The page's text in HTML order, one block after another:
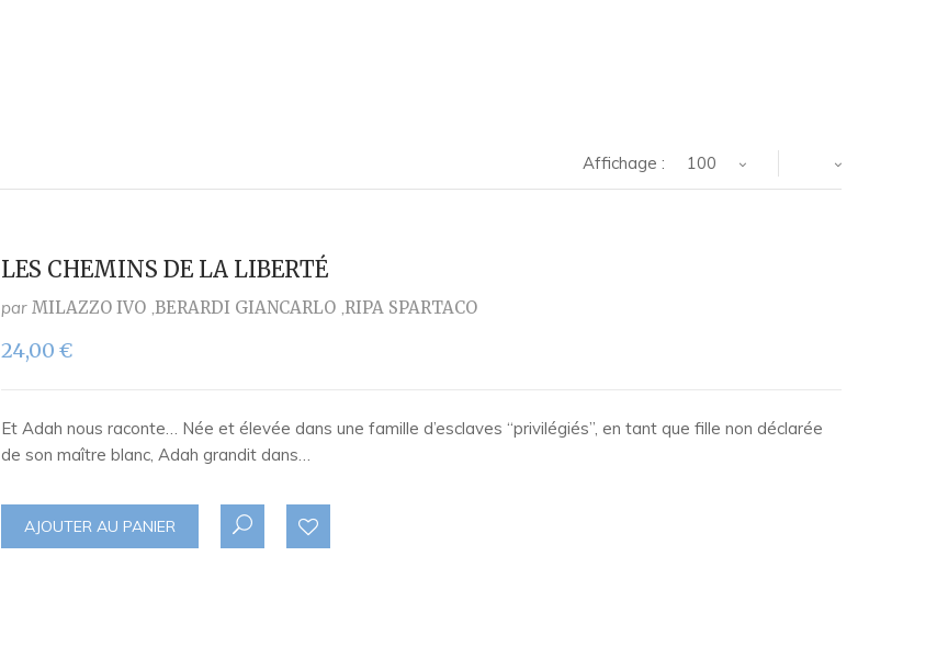
Affichage : 100
LES CHEMINS DE LA LIBERTÉ
par MILAZZO IVO BERARDI GIANCARLO RIPA SPARTACO
24,00€
Et Adah nous raconte… Née et élevée dans une famille d’esclaves “privilégiés”, en tant que fille non déclarée
de son maître blanc, Adah grandit dans…
AJOUTER AU PANIER